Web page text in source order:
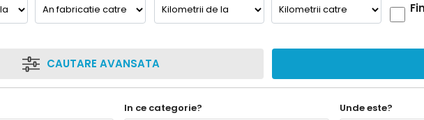
CAUTARE AVANSATA
In ce categorie? Unde este?